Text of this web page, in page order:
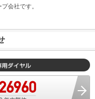
会社です。